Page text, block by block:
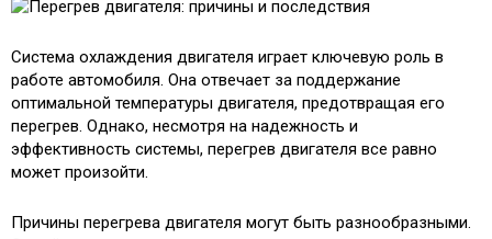
Система охлаждения двигателя играет ключевую роль в
работе автомобиля. Она отвечает за поддержание
оптимальной температуры двигателя, предотвращая его
перегрев. Однако, несмотря на надежность и
эффективность системы, перегрев двигателя все равно
может произойти.
Причины перегрева двигателя могут быть разнообразными.